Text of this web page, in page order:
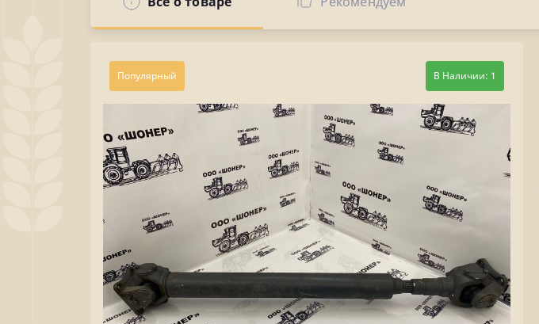
Популярный В Наличии: 1